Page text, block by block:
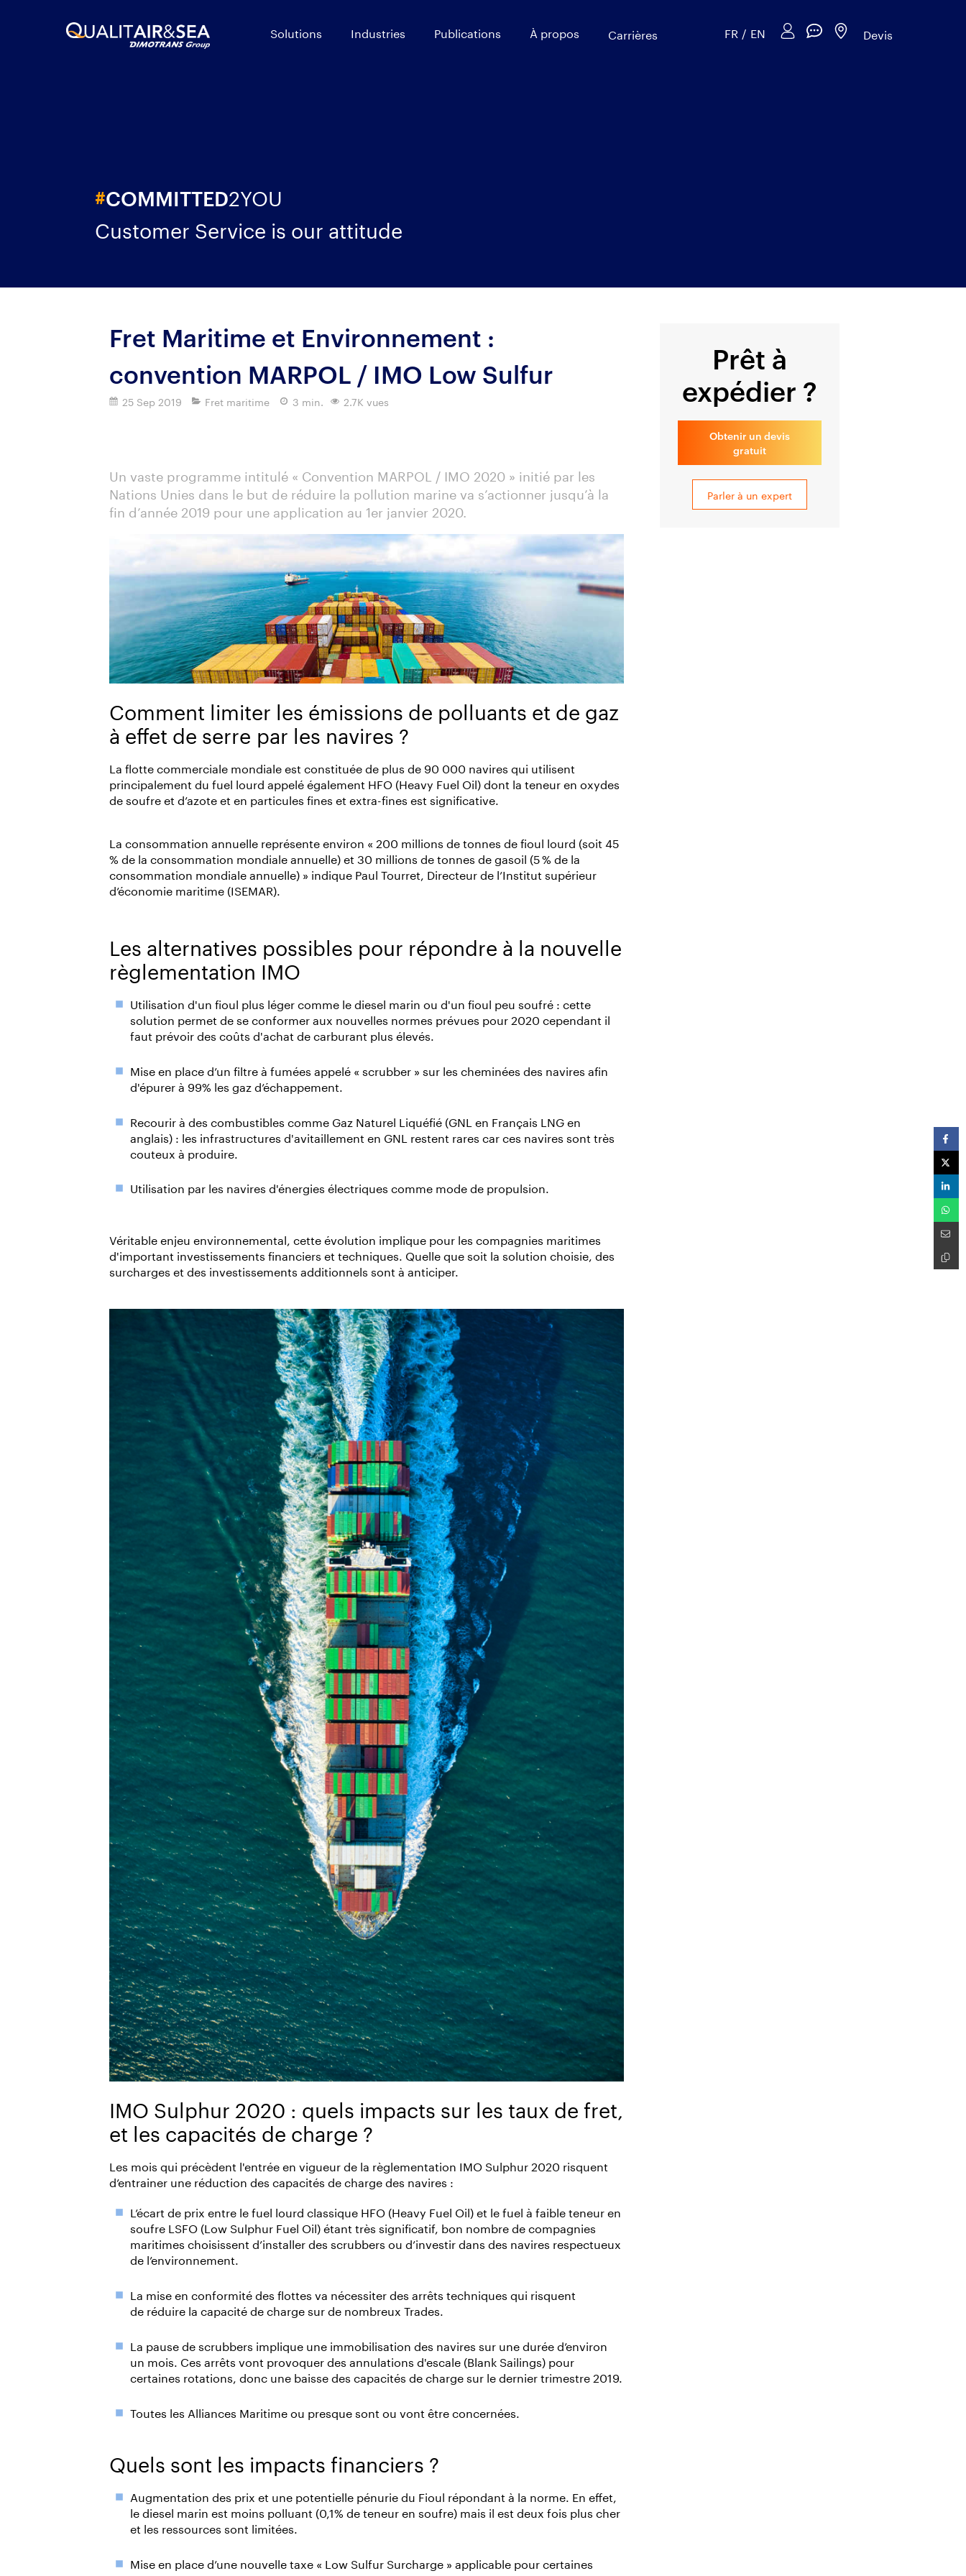
Solutions Industries Publications À propos Carrières FR / EN Devis
#COMMITTED2YOU
Customer Service is our attitude
Fret Maritime et Environnement :
convention MARPOL / IMO Low Sulfur
25 Sep 2019 Fret maritime 3 min. 2.7K vues
Un vaste programme intitulé « Convention MARPOL / IMO 2020 » initié par les
Nations Unies dans le but de réduire la pollution marine va s’actionner jusqu’à la
fin d’année 2019 pour une application au 1er janvier 2020.
Comment limiter les émissions de polluants et de gaz
à effet de serre par les navires ?
La flotte commerciale mondiale est constituée de plus de 90 000 navires qui utilisent
principalement du fuel lourd appelé également HFO (Heavy Fuel Oil) dont la teneur en oxydes
de soufre et d’azote et en particules fines et extra-fines est significative.
La consommation annuelle représente environ « 200 millions de tonnes de fioul lourd (soit 45
% de la consommation mondiale annuelle) et 30 millions de tonnes de gasoil (5 % de la
consommation mondiale annuelle) » indique Paul Tourret, Directeur de l’Institut supérieur
d’économie maritime (ISEMAR).
Les alternatives possibles pour répondre à la nouvelle
règlementation IMO
Utilisation d'un fioul plus léger comme le diesel marin ou d'un fioul peu soufré : cette
solution permet de se conformer aux nouvelles normes prévues pour 2020 cependant il
faut prévoir des coûts d'achat de carburant plus élevés.
Mise en place d’un filtre à fumées appelé « scrubber » sur les cheminées des navires afin
d'épurer à 99% les gaz d’échappement.
Recourir à des combustibles comme Gaz Naturel Liquéfié (GNL en Français LNG en
anglais) : les infrastructures d'avitaillement en GNL restent rares car ces navires sont très
couteux à produire.
Utilisation par les navires d'énergies électriques comme mode de propulsion.
Véritable enjeu environnemental, cette évolution implique pour les compagnies maritimes
d'important investissements financiers et techniques. Quelle que soit la solution choisie, des
surcharges et des investissements additionnels sont à anticiper.
IMO Sulphur 2020 : quels impacts sur les taux de fret,
et les capacités de charge ?
Les mois qui précèdent l'entrée en vigueur de la règlementation IMO Sulphur 2020 risquent
d’entrainer une réduction des capacités de charge des navires :
L’écart de prix entre le fuel lourd classique HFO (Heavy Fuel Oil) et le fuel à faible teneur en
soufre LSFO (Low Sulphur Fuel Oil) étant très significatif, bon nombre de compagnies
maritimes choisissent d’installer des scrubbers ou d’investir dans des navires respectueux
de l’environnement.
La mise en conformité des flottes va nécessiter des arrêts techniques qui risquent
de réduire la capacité de charge sur de nombreux Trades.
La pause de scrubbers implique une immobilisation des navires sur une durée d’environ
un mois. Ces arrêts vont provoquer des annulations d'escale (Blank Sailings) pour
certaines rotations, donc une baisse des capacités de charge sur le dernier trimestre 2019.
Toutes les Alliances Maritime ou presque sont ou vont être concernées.
Quels sont les impacts financiers ?
Augmentation des prix et une potentielle pénurie du Fioul répondant à la norme. En effet,
le diesel marin est moins polluant (0,1% de teneur en soufre) mais il est deux fois plus cher
et les ressources sont limitées.
Mise en place d’une nouvelle taxe « Low Sulfur Surcharge » applicable pour certaines
Prêt à
expédier ?
Obtenir un devis
gratuit
Parler à un expert